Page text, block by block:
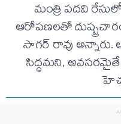
మంత్రి పదవి
ఆరోపణలతో
సాగర్ రావు
సిద్ధమని, అవసరమైతే